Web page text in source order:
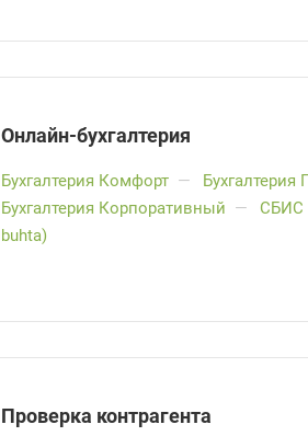
Онлайн-бухгалтерия
Бухгалтерия Комфорт — Бухгалтерия
Бухгалтерия Корпоративный —
СБИС
buhta)
Проверка контрагента